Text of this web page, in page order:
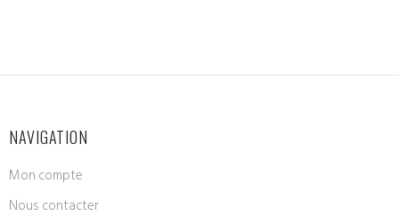
NAVIGATION
Mon compte
Nous contacter